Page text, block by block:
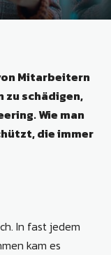
Mitarbeitern
zu schädigen,
Wie man
die immer
In fast jedem
kam es